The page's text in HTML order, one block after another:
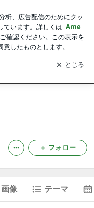
知
を受け取りまし
開く
フォロー
画像 テーマ